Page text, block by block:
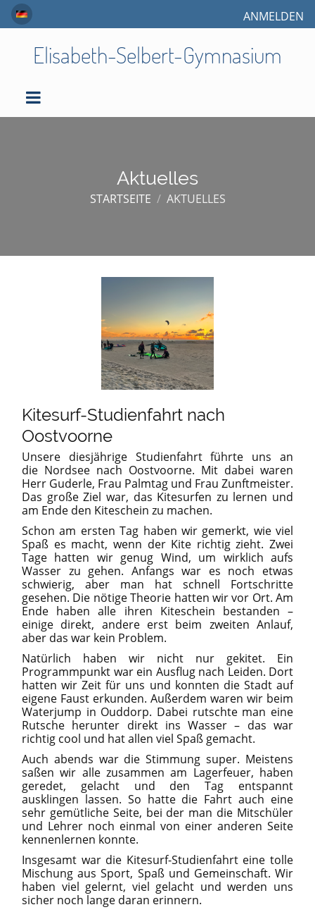
ANMELDEN
Elisabeth-Selbert-Gymnasium
Aktuelles
STARTSEITE / AKTUELLES
Kitesurf-Studienfahrt nach
Oostvoorne
Unsere diesjährige Studienfahrt führte uns an
die Nordsee nach Oostvoorne. Mit dabei waren
Herr Guderle, Frau Palmtag und Frau Zunftmeister.
Das große Ziel war, das Kitesurfen zu lernen und
am Ende den Kiteschein zu machen.
Schon am ersten Tag haben wir gemerkt, wie viel
Spaß es macht, wenn der Kite richtig zieht. Zwei
Tage hatten wir genug Wind, um wirklich aufs
Wasser zu gehen. Anfangs war es noch etwas
schwierig, aber man hat schnell Fortschritte
gesehen. Die nötige Theorie hatten wir vor Ort. Am
Ende haben alle ihren Kiteschein bestanden –
einige direkt, andere erst beim zweiten Anlauf,
aber das war kein Problem.
Natürlich haben wir nicht nur gekitet. Ein
Programmpunkt war ein Ausflug nach Leiden. Dort
hatten wir Zeit für uns und konnten die Stadt auf
eigene Faust erkunden. Außerdem waren wir beim
Waterjump in Ouddorp. Dabei rutschte man eine
Rutsche herunter direkt ins Wasser – das war
richtig cool und hat allen viel Spaß gemacht.
Auch abends war die Stimmung super. Meistens
saßen wir alle zusammen am Lagerfeuer, haben
geredet, gelacht und den Tag entspannt
ausklingen lassen. So hatte die Fahrt auch eine
sehr gemütliche Seite, bei der man die Mitschüler
und Lehrer noch einmal von einer anderen Seite
kennenlernen konnte.
Insgesamt war die Kitesurf-Studienfahrt eine tolle
Mischung aus Sport, Spaß und Gemeinschaft. Wir
haben viel gelernt, viel gelacht und werden uns
sicher noch lange daran erinnern.